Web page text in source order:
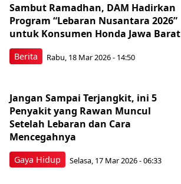
Berita
Sambut Ramadhan, DAM Hadirkan
Program “Lebaran Nusantara 2026”
untuk Konsumen Honda Jawa Barat
Rabu, 18 Mar 2026 - 14:50
Gaya Hidup
Jangan Sampai Terjangkit, ini 5
Penyakit yang Rawan Muncul
Setelah Lebaran dan Cara
Mencegahnya
Selasa, 17 Mar 2026 - 06:33